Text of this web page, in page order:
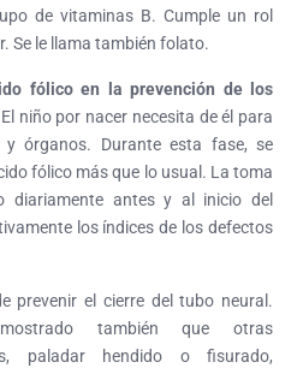
de vitaminas B. Cumple un rol
Se le llama también folato.
fólico en la prevención de los
El niño por nacer necesita de él para
y órganos. Durante esta fase, se
fólico más que lo usual. La toma
diariamente antes y al inicio del
los índices de los defectos
prevenir el cierre del tubo neural.
también que otras
paladar hendido o fisurado,